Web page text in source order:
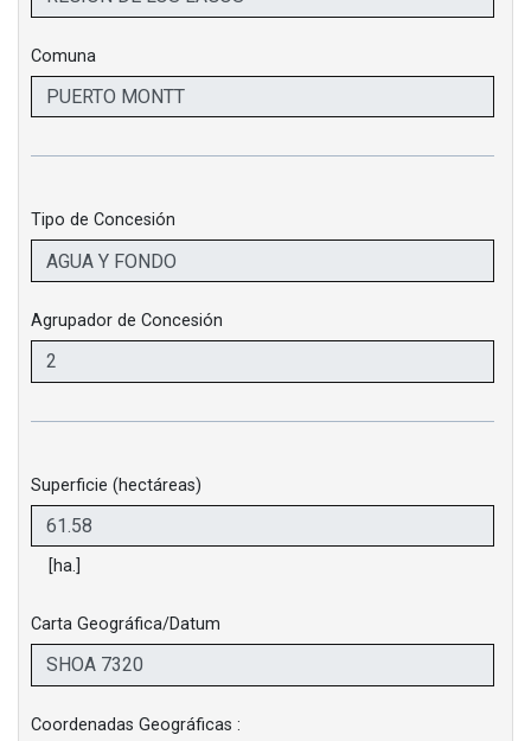
Comuna
Tipo de Concesión
Agrupador de Concesión
Superficie (hectáreas)
[ha.]
Carta Geográfica/Datum
Coordenadas Geográficas :